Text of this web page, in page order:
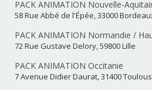
PACK ANIMATION Nouvelle-
58 Rue Abbé de l'Épée, 33000
PACK ANIMATION Normandie /
72 Rue Gustave Delory, 59800 Lille
PACK ANIMATION Occitanie
7 Avenue Didier Daurat, 31400